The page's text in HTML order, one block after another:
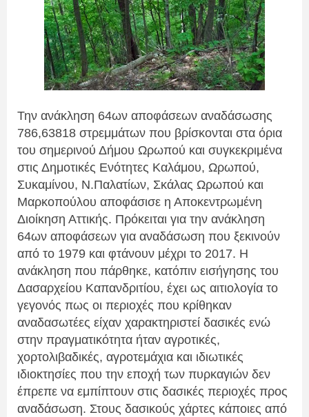
Την ανάκληση 64ων αποφάσεων αναδάσωσης
786,63818 στρεμμάτων που βρίσκονται στα όρια
του σημερινού Δήμου Ωρωπού και συγκεκριμένα
στις Δημοτικές Ενότητες Καλάμου, Ωρωπού,
Συκαμίνου, Ν.Παλατίων, Σκάλας Ωρωπού και
Μαρκοπούλου αποφάσισε η Αποκεντρωμένη
Διοίκηση Αττικής. Πρόκειται για την ανάκληση
64ων αποφάσεων για αναδάσωση που ξεκινούν
από το 1979 και φτάνουν μέχρι το 2017. Η
ανάκληση που πάρθηκε, κατόπιν εισήγησης του
Δασαρχείου Καπανδριτίου, έχει ως αιτιολογία το
γεγονός πως οι περιοχές που κρίθηκαν
αναδασωτέες είχαν χαρακτηριστεί δασικές ενώ
στην πραγματικότητα ήταν αγροτικές,
χορτολιβαδικές, αγροτεμάχια και ιδιωτικές
ιδιοκτησίες που την εποχή των πυρκαγιών δεν
έπρεπε να εμπίπτουν στις δασικές περιοχές προς
αναδάσωση. Στους δασικούς χάρτες κάποιες από